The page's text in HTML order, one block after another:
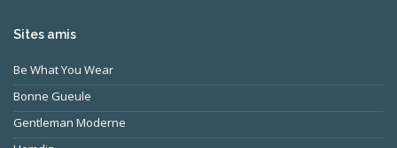
Sites amis
Be What You Wear
Bonne Gueule
Gentleman Moderne